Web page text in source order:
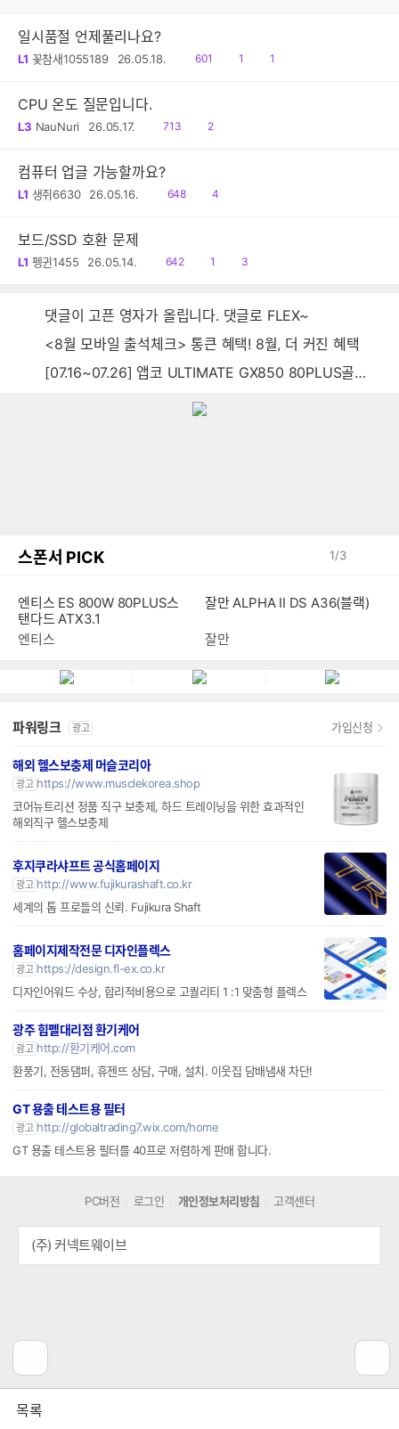
일시품절 언제풀리나요?
L1 꽃참새1055189 26.05.18.
읽
601
공1
댓1
CPU 온도 질문입니다.
L3 NauNuri 26.05.17.
읽
713
댓
2
컴퓨터 업글 가능할까요?
L1 생쥐6630 26.05.16.
읽
648
댓
4
보드/SSD 호환 문제
L1 펭귄1455 26.05.14.
읽
642
공1
댓
3
댓글이 고픈 영자가 올립니다. 댓글로 FLEX~
<8월 모바일 출석체크> 통큰 혜택! 8월, 더 커진 혜택
[07.16~07.26] 앱코 ULTIMATE GX850 80PLUS골드 풀모듈러 ATX3.0 블랙
스폰서 PICK 1/3
엔티스 ES 800W 80PLUS스
탠다드 ATX3.1
파워링크 광고
해외 헬스보충제 머슬코리아
광고 https://www.musclekorea.shop
후지쿠라샤프트 공식홈페이지
광고 http://www.fujikurashaft.co.kr
홈페이지제작전문 디자인플렉스
광고 https://design.fl-ex.co.kr
디자인어워드 수상, 합리적비용으로 고퀄리티 1 :1 맞춤형 플렉스
광주 힘펠대리점 환기케어
광고 http://환기케어.com
환풍기, 전동댐퍼, 휴젠뜨 상담, 구매, 설치. 이웃집 담배냄새 차단!
GT 용출 테스트용 필터
광고
http://globaltrading7.wix.com/home
PC버전 로그인 개인정보처리방침 고객센터
목록